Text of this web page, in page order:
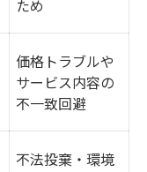
ため
価格トラブルや
サービス内容の
不一致回避
不法投棄・環境